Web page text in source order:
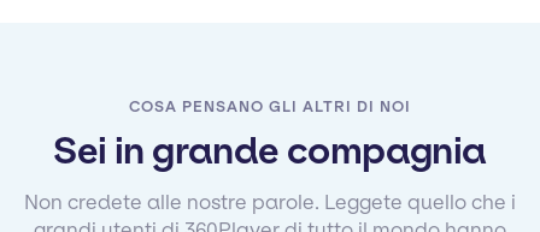
COSA PENSANO GLI ALTRI DI NOI
Sei in grande compagnia
Non credete alle nostre parole. Leggete quello che i